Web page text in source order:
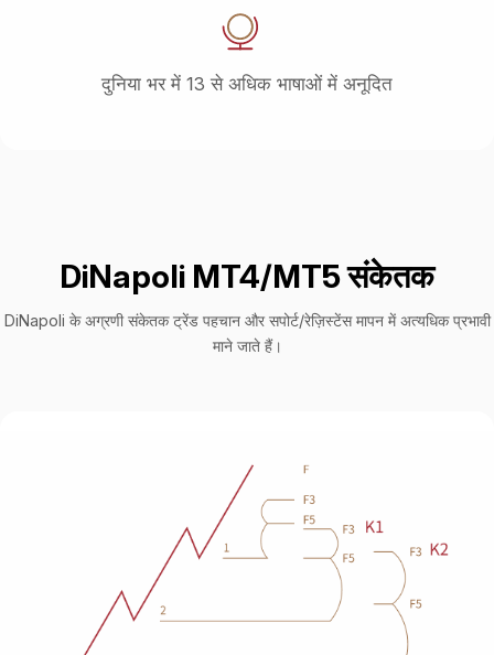
दुनिया भर में 13 से अधिक भाषाओं में अनूदित
DiNapoli MT4/MT5 संकेतक
DiNapoli के अग्रणी संकेतक ट्रेंड पहचान और सपोर्ट/रेज़िस्टेंस मापन में अत्यधिक प्रभावी
माने जाते हैं।